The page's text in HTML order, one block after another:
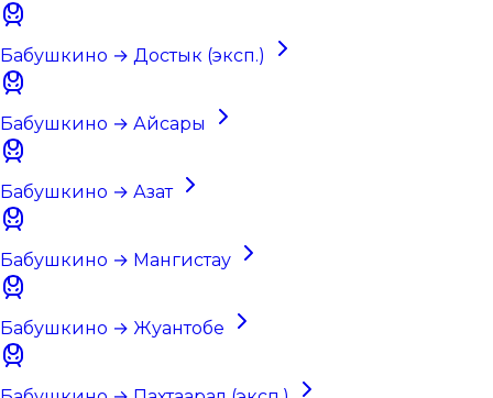
Бабушкино → Достык (эксп.)
Бабушкино → Айсары
Бабушкино → Азат
Бабушкино → Мангистау
Бабушкино → Жуантобе